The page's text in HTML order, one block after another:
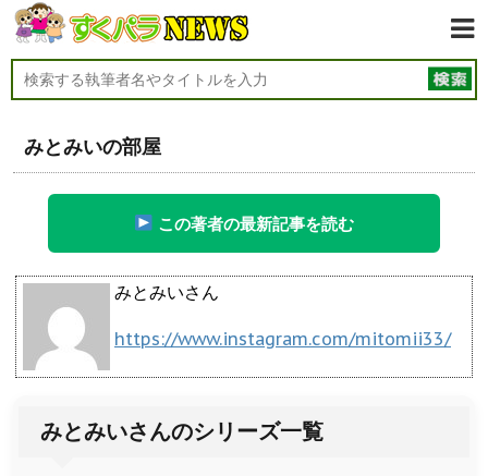
みとみいの部屋
この著者の最新記事を読む
みとみいさん
https://www.instagram.com/mitomii33/
みとみいさんのシリーズ一覧